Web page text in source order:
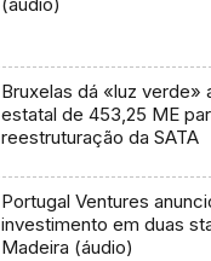
(áudio)
Bruxelas dá «luz verde»
estatal de 453,25 ME
reestruturação da SATA
Portugal Ventures
investimento em duas
Madeira (áudio)